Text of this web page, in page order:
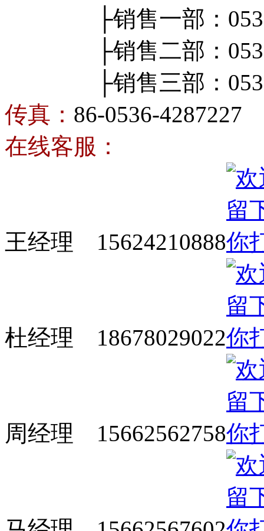
├销售一部：0536-
├销售二部：0536-
├销售三部：0536-
传真： 86-0536-4287227
在线客服：
王经理 15624210888
杜经理 18678029022
周经理 15662562758